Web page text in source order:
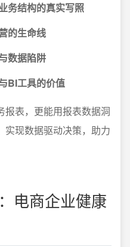
务结构的真实写照
的生命线
数据陷阱
BI工具的价值
报表，更能用报表数据洞
实现数据驱动决策，助力
电商企业健康